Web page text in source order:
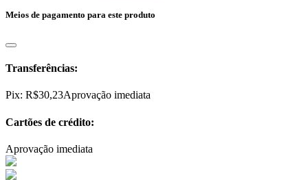
Meios de pagamento para este produto
Transferências:
Pix: R$30,23Aprovação imediata
Cartões de crédito:
Aprovação imediata